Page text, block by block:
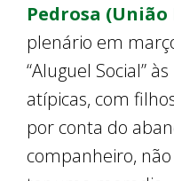
Pedrosa
plenário em
“Aluguel Social”
atípicas, com
por conta do
companheiro,